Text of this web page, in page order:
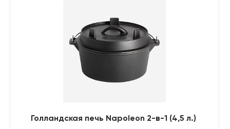
Голландская печь Napoleon 2-в-1 (4,5 л.)